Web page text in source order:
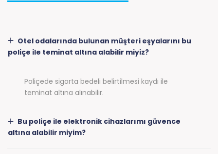
Otel odalarında bulunan müşteri eşyalarını bu
poliçe ile teminat altına alabilir miyiz?
Poliçede sigorta bedeli belirtilmesi kaydı ile
teminat altına alınabilir.
Bu poliçe ile elektronik cihazlarımı güvence
altına alabilir miyim?